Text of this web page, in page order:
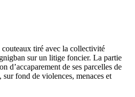
tiré avec la collectivité
sur un litige foncier. La partie
d’accaparement de ses parcelles de
fond de violences, menaces et